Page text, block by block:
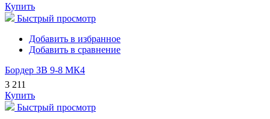
Купить
Быстрый просмотр
Добавить в избранное
Добавить в сравнение
Бордер ЗВ 9-8 МК4
3 211
Купить
Быстрый просмотр